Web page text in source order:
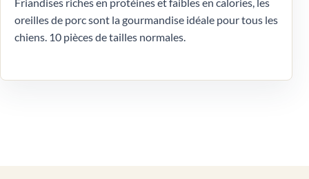
oreilles de porc sont la gourmandise idéale pour tous les
chiens. 10 pièces de tailles normales.